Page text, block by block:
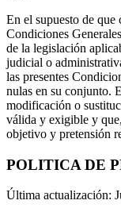
En el supuesto de que
Condiciones
de la legislación
judicial o
las presentes
nulas en su conjunto.
modificación o
válida y exigible y
objetivo y pretensión
POLITICA DE
Última actualización: